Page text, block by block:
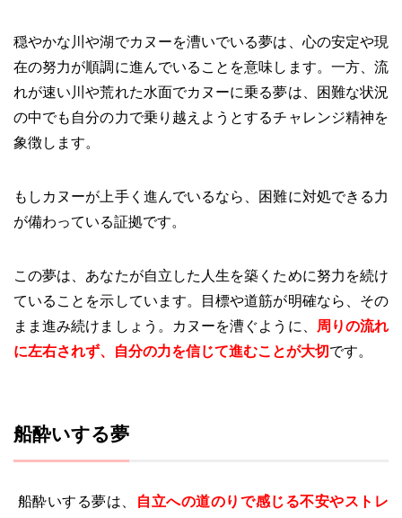
穏やかな川や湖でカヌーを漕いでいる夢は、心の安定や現
在の努力が順調に進んでいることを意味します。一方、流
れが速い川や荒れた水面でカヌーに乗る夢は、困難な状況
の中でも自分の力で乗り越えようとするチャレンジ精神を
象徴します。
もしカヌーが上手く進んでいるなら、困難に対処できる力
が備わっている証拠です。
この夢は、あなたが自立した人生を築くために努力を続け
ていることを示しています。目標や道筋が明確なら、その
まま進み続けましょう。カヌーを漕ぐように、
周りの流れ
に左右されず、自分の力を信じて進むことが大切です。
船酔いする夢
船酔いする夢は、
自立への道のりで感じる不安やストレ